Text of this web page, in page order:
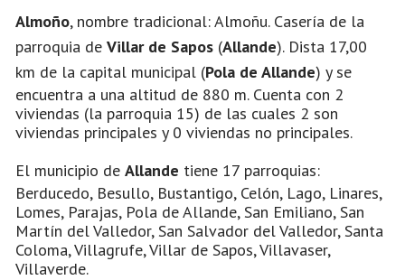
Almoño, nombre tradicional: Almoñu. Casería de la
parroquia de Villar de Sapos (Allande). Dista 17,00
km de la capital municipal (Pola de Allande) y se
encuentra a una altitud de 880 m. Cuenta con 2
viviendas (la parroquia 15) de las cuales 2 son
viviendas principales y 0 viviendas no principales.
El municipio de Allande tiene 17 parroquias:
Berducedo, Besullo, Bustantigo, Celón, Lago, Linares,
Lomes, Parajas, Pola de Allande, San Emiliano, San
Martín del Valledor, San Salvador del Valledor, Santa
Coloma, Villagrufe, Villar de Sapos, Villavaser,
Villaverde.